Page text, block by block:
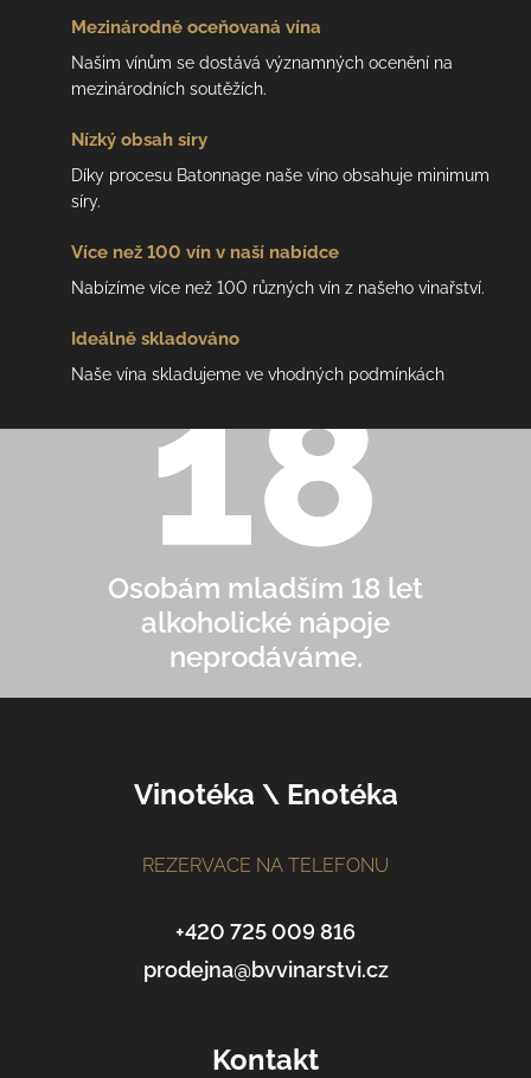
Mezinárodně oceňovaná vína
Našim vínům se dostává významných ocenění na
mezinárodních soutěžích.
Nízký obsah síry
Díky procesu Batonnage naše víno obsahuje minimum
síry.
Více než 100 vín v naší nabídce
Nabízíme více než 100 různých vín z našeho vinařství.
Ideálně skladováno
Naše vína skladujeme ve vhodných podmínkách
Osobám mladším 18 let
alkoholické nápoje
neprodáváme.
Vinotéka \ Enotéka
REZERVACE NA TELEFONU
+420 725 009 816
prodejna@bvvinarstvi.cz
Kontakt